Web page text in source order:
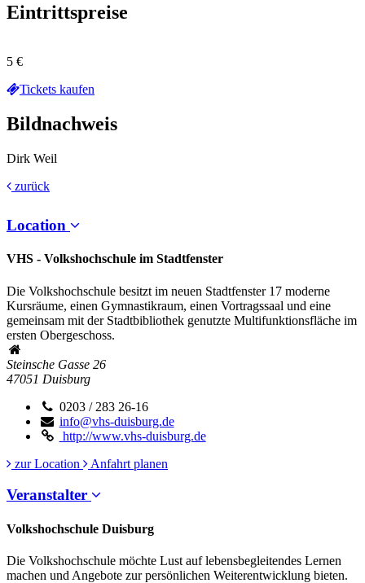
Eintrittspreise
5 €
Tickets kaufen
Bildnachweis
Dirk Weil
zurück
Location
VHS - Volkshochschule im Stadtfenster
Die Volkshochschule besitzt im neuen Stadtfenster 17 moderne
Kursräume, einen Gymnastikraum, einen Vortragssaal und eine
gemeinsam mit der Stadtbibliothek genutzte Multifunktionsfläche im
ersten Obergeschoss.
Steinsche Gasse 26
47051 Duisburg
0203 / 283 26-16
info@vhs-duisburg.de
http://www.vhs-duisburg.de
zur Location
Anfahrt planen
Veranstalter
Volkshochschule Duisburg
Die Volkshochschule möchte Lust auf lebensbegleitendes Lernen
machen und Angebote zur persönlichen Weiterentwicklung bieten.